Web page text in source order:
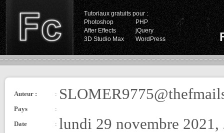
Tutoriaux gratuits pour :
Photoshop
PHP
After Effects
jQuery
3D Studio Max
WordPress
Auteur : :
Pays
:
Date
: lundi 29 novembre 2021,